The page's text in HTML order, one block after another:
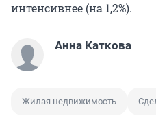
интенсивнее (на 1,2%).
Анна Каткова
Жилая недвижимость